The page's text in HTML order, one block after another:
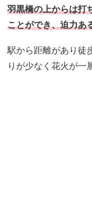
羽黒橋の上からは打
ことができ、迫力あ
駅から距離があり徒
りが少なく花火が一